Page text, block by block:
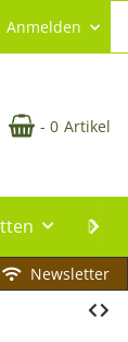
Anmelden
- 0 Artikel
Newsletter